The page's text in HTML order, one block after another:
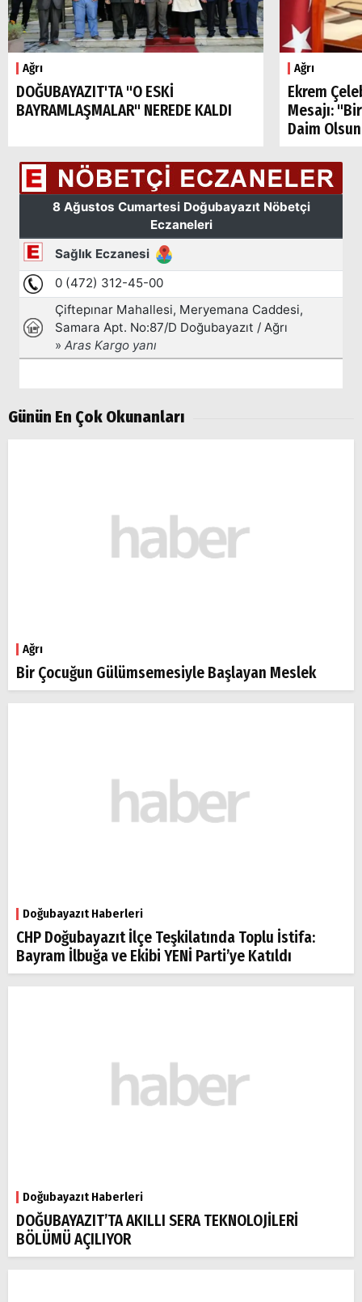
Ağrı
DOĞUBAYAZIT'TA "O ESKİ
BAYRAMLAŞMALAR" NEREDE KALDI
Ağrı
Ekrem
Mesajı:
Daim
Günün En Çok Okunanları
Ağrı
Bir Çocuğun Gülümsemesiyle Başlayan Meslek
Doğubayazıt Haberleri
CHP Doğubayazıt İlçe Teşkilatında Toplu İstifa:
Bayram İlbuğa ve Ekibi YENİ Parti’ye Katıldı
Doğubayazıt Haberleri
DOĞUBAYAZIT’TA AKILLI SERA TEKNOLOJİLERİ
BÖLÜMÜ AÇILIYOR